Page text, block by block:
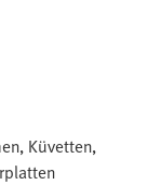
Küvetten,